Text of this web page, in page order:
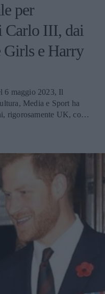
per
Carlo III, dai
Girls e Harry
6 maggio 2023, Il
Media e Sport ha
rigorosamente UK, con